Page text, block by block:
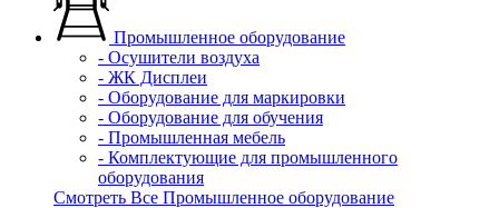
Промышленное оборудование
- Осушители воздуха
- ЖК Дисплеи
- Оборудование для маркировки
- Оборудование для обучения
- Промышленная мебель
- Комплектующие для промышленного
оборудования
Смотреть Все Промышленное оборудование